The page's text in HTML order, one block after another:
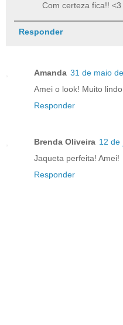
Com certeza fica!! <3
Responder
Amanda 31 de maio
Amei o look! Muito
Responder
Brenda Oliveira 12 de
Jaqueta perfeita! Amei!
Responder